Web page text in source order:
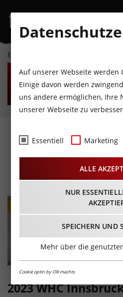
EVENTKALENDER
SO
9
AUGUST
MO
10
AUGUST
DI
11
AUGUST
World
19.04.2023 -
2023 WHC
Auf unserer Webseite werden
Einige davon werden
uns andere ermöglichen, Ihre
unserer Webseite zu
Essentiell Marketing
ALLE
NUR
SPEICHERN UND
Mehr über die
Cookie optin by Olli machts